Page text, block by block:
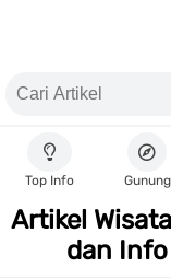
Gunung
Top Info
Artikel
dan